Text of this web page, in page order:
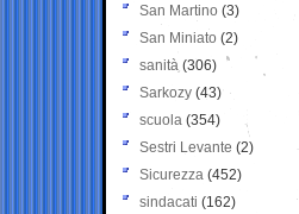
San Martino (3)
San Miniato (2)
sanità (306)
Sarkozy (43)
scuola (354)
Sestri Levante (2)
Sicurezza (452)
sindacati (162)